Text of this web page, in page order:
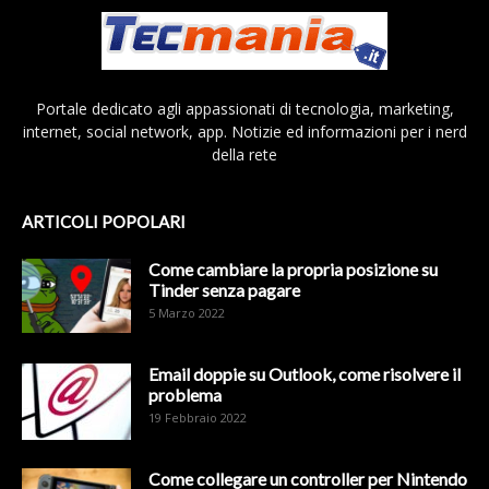
Portale dedicato agli appassionati di tecnologia, marketing,
internet, social network, app. Notizie ed informazioni per i nerd
della rete
ARTICOLI POPOLARI
Come cambiare la propria posizione su
Tinder senza pagare
5 Marzo 2022
Email doppie su Outlook, come risolvere il
problema
19 Febbraio 2022
Come collegare un controller per Nintendo